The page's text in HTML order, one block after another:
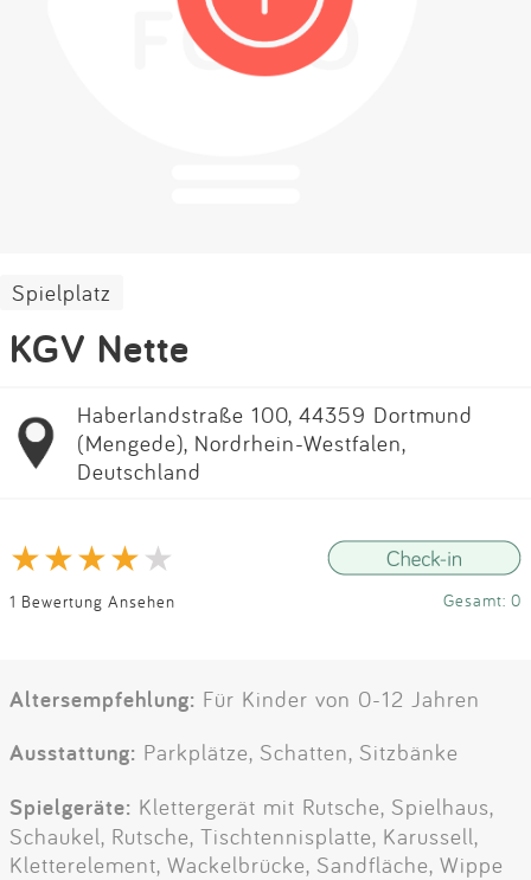
Kontakt
Impressum
Spielplatz
KGV Nette
Haberlandstraße 100, 44359 Dortmund
(Mengede), Nordrhein-Westfalen,
Deutschland
1 Bewertung Ansehen Gesamt: 0
Altersempfehlung: Für Kinder von 0-12 Jahren
Ausstattung: Parkplätze, Schatten, Sitzbänke
Spielgeräte: Klettergerät mit Rutsche, Spielhaus,
Schaukel, Rutsche, Tischtennisplatte, Karussell,
Kletterelement, Wackelbrücke, Sandfläche, Wippe